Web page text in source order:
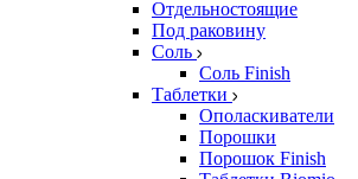
Отдельностоящие
Под раковину
Соль
Соль Finish
Таблетки
Ополаскиватели
Порошки
Порошок Finish